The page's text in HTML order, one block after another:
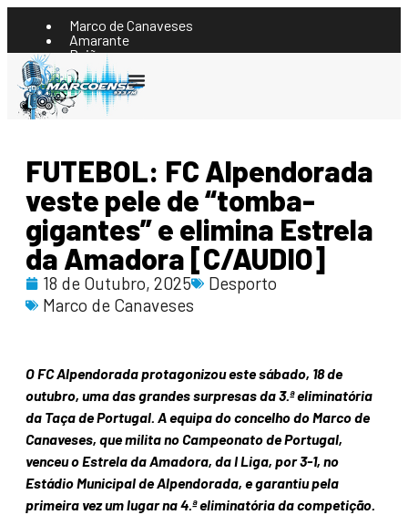
Marco de Canaveses
Amarante
Baião
Castelo de Paiva
Celorico Basto
Cinfães
Felgueiras
Penafiel
Resende
Ouvir
FUTEBOL: FC Alpendorada
veste pele de “tomba-
gigantes” e elimina Estrela
da Amadora [C/AUDIO]
18 de Outubro, 2025
Desporto
Marco de Canaveses
O FC Alpendorada protagonizou este sábado, 18 de
outubro, uma das grandes surpresas da 3.ª eliminatória
da Taça de Portugal. A equipa do concelho do Marco de
Canaveses, que milita no Campeonato de Portugal,
venceu o Estrela da Amadora, da I Liga, por 3-1, no
Estádio Municipal de Alpendorada, e garantiu pela
primeira vez um lugar na 4.ª eliminatória da competição.